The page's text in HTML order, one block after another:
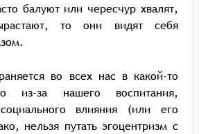
балуют или чересчур хвалят,
то они видят себя
во всех нас в какой-то
из-за нашего воспитания,
влияния (или его
нельзя путать эгоцентризм с